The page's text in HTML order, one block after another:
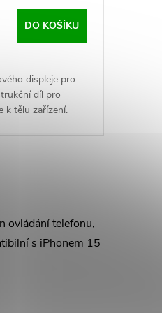
DO KOŠÍKU
displeje pro
díl pro
k tělu zařízení.
ovládání telefonu,
s iPhonem 15